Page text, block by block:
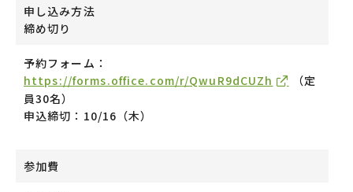
申し込み方法
締め切り
予約フォーム：
https://forms.office.com/r/QwuR9dCUZh
（定
員30名）
申込締切：10/16（木）
参加費